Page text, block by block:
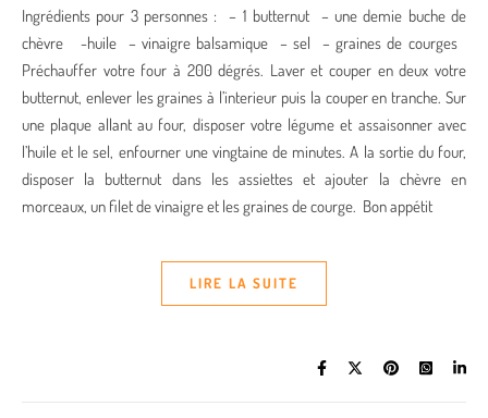
Ingrédients pour 3 personnes : – 1 butternut – une demie buche de
chèvre -huile – vinaigre balsamique – sel – graines de courges
Préchauffer votre four à 200 dégrés. Laver et couper en deux votre
butternut, enlever les graines à l’interieur puis la couper en tranche. Sur
une plaque allant au four, disposer votre légume et assaisonner avec
l’huile et le sel, enfourner une vingtaine de minutes. A la sortie du four,
disposer la butternut dans les assiettes et ajouter la chèvre en
morceaux, un filet de vinaigre et les graines de courge. Bon appétit
LIRE LA SUITE